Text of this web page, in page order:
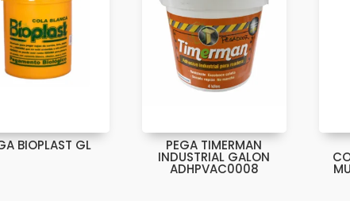
BIOPLAST GL PEGA TIMERMAN
INDUSTRIAL GALON
ADHPVAC0008